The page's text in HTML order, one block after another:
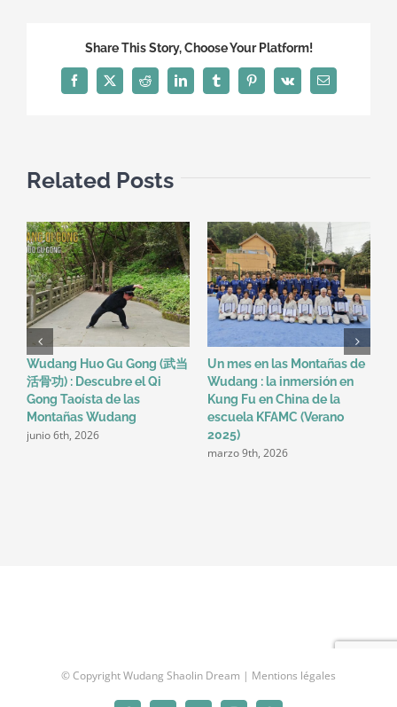
Artes
las
Wuguan
y
Evitar
Errores
Más
Comunes
Share This Story, Choose Your Platform!
Facebook
X Reddit LinkedInTumblrPinterest
Vk Email
Related Posts
Wudang Huo Gu Gong (武当
活骨功) : Descubre el Qi
Gong Taoísta de las
Montañas Wudang
junio 6th, 2026
Un mes en las Montañas de
Wudang : la inmersión en
Kung Fu en China de la
escuela KFAMC (Verano
2025)
marzo 9th, 2026
© Copyright Wudang Shaolin Dream | Mentions légales